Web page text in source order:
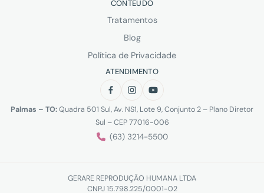
CONTEÚDO
Tratamentos
Blog
Política de Privacidade
ATENDIMENTO
Palmas – TO:Quadra 501 Sul, Av. NS1, Lote 9, Conjunto 2 – Plano Diretor
Sul – CEP 77016-006
(63) 3214-5500
GERARE REPRODUÇÃO HUMANA LTDA
CNPJ 15.798.225/0001-02